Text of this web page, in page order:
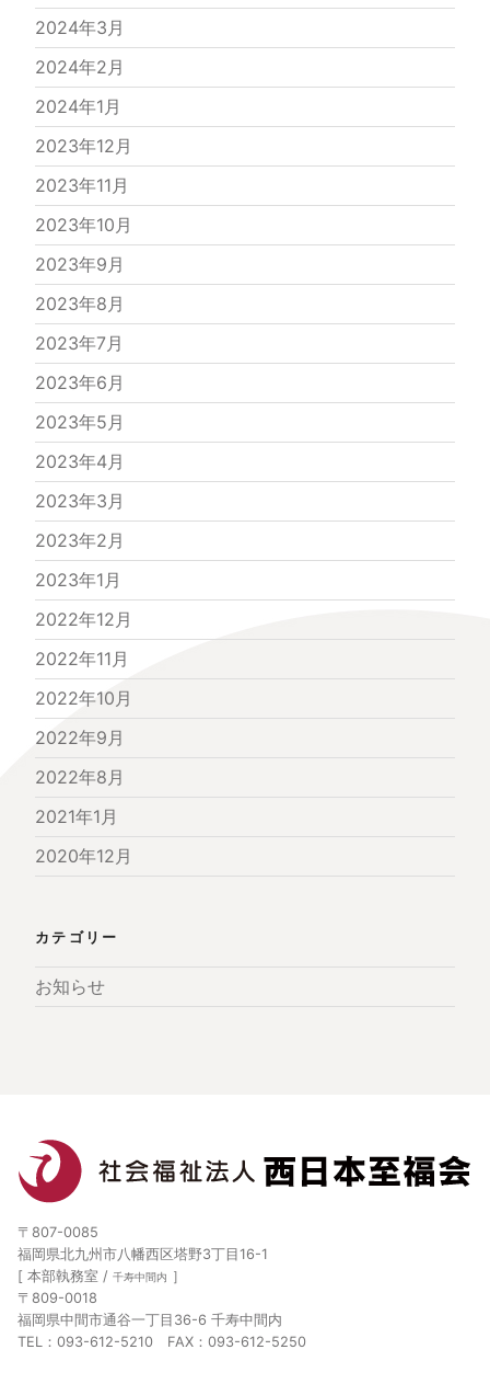
2024年3月
2024年2月
2024年1月
2023年12月
2023年11月
2023年10月
2023年9月
2023年8月
2023年7月
2023年6月
2023年5月
2023年4月
2023年3月
2023年2月
2023年1月
2022年12月
2022年11月
2022年10月
2022年9月
2022年8月
2021年1月
2020年12月
カテゴリー
お知らせ
〒807-0085
福岡県北九州市八幡西区塔野3丁目16-1
[ 本部執務室 / 千寿中間内 ］
〒809-0018
福岡県中間市通谷一丁目36-6 千寿中間内
TEL：093-612-5210 FAX：093-612-5250